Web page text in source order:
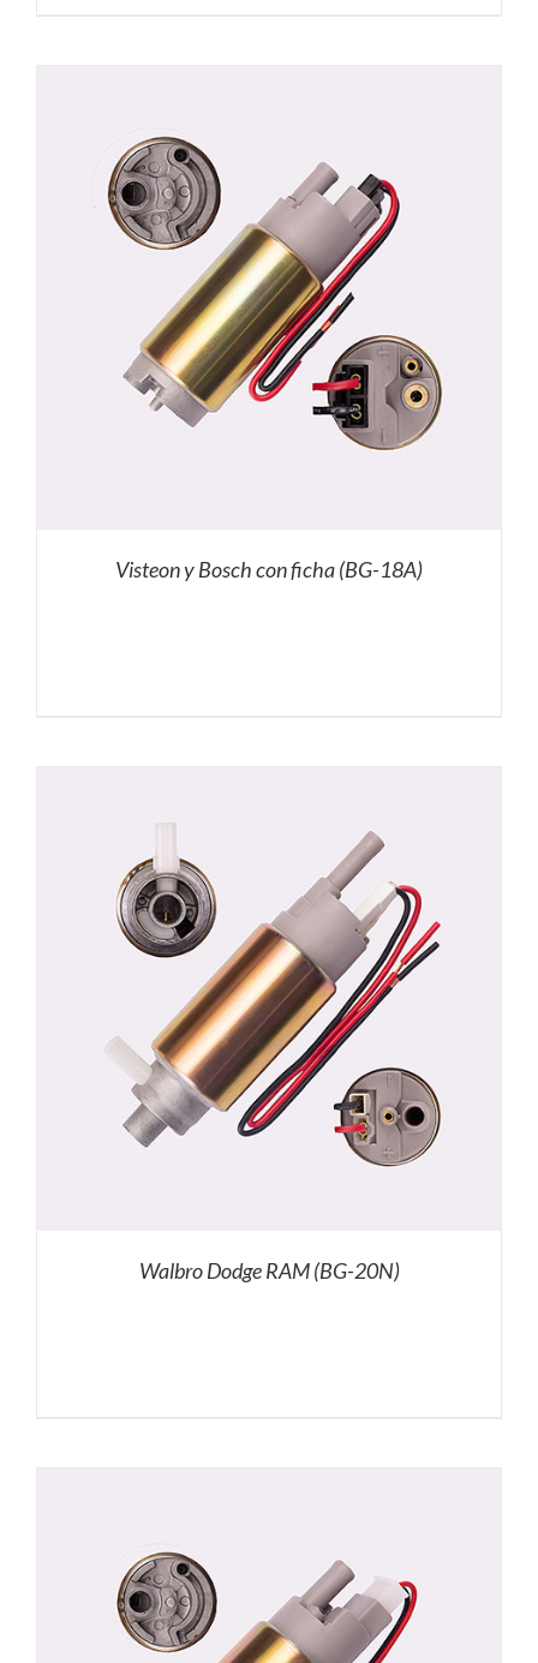
Visteon y Bosch con ficha (BG-18A)
Walbro Dodge RAM (BG-20N)